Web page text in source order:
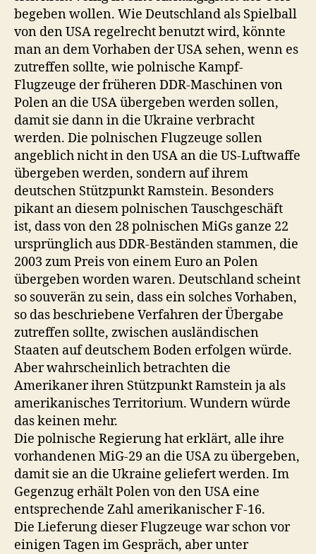
begeben wollen. Wie Deutschland als Spielball
von den USA regelrecht benutzt wird, könnte
man an dem Vorhaben der USA sehen, wenn es
zutreffen sollte, wie polnische Kampf-
Flugzeuge der früheren DDR-Maschinen von
Polen an die USA übergeben werden sollen,
damit sie dann in die Ukraine verbracht
werden. Die polnischen Flugzeuge sollen
angeblich nicht in den USA an die US-Luftwaffe
übergeben werden, sondern auf ihrem
deutschen Stützpunkt Ramstein. Besonders
pikant an diesem polnischen Tauschgeschäft
ist, dass von den 28 polnischen MiGs ganze 22
ursprünglich aus DDR-Beständen stammen, die
2003 zum Preis von einem Euro an Polen
übergeben worden waren. Deutschland scheint
so souverän zu sein, dass ein solches Vorhaben,
so das beschriebene Verfahren der Übergabe
zutreffen sollte, zwischen ausländischen
Staaten auf deutschem Boden erfolgen würde.
Aber wahrscheinlich betrachten die
Amerikaner ihren Stützpunkt Ramstein ja als
amerikanisches Territorium. Wundern würde
das keinen mehr.
Die polnische Regierung hat erklärt, alle ihre
vorhandenen MiG-29 an die USA zu übergeben,
damit sie an die Ukraine geliefert werden. Im
Gegenzug erhält Polen von den USA eine
entsprechende Zahl amerikanischer F-16.
Die Lieferung dieser Flugzeuge war schon vor
einigen Tagen im Gespräch, aber unter